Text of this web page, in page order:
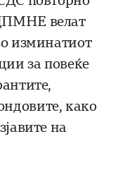
велат
изминатиот
за повеќе
како
на